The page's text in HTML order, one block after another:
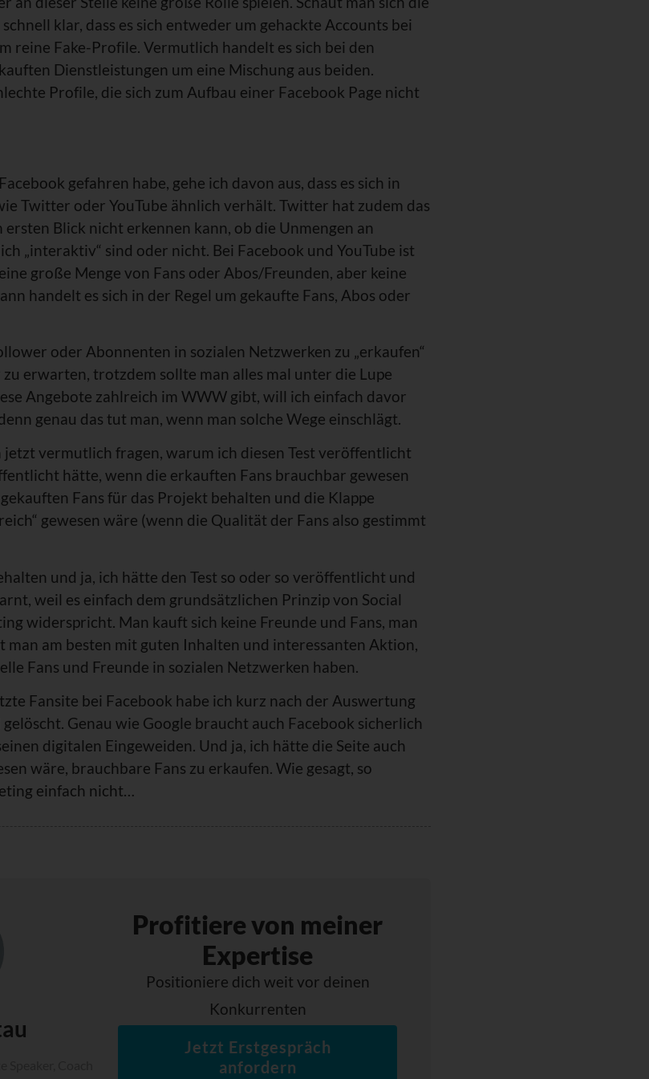
klar, dass es sich entweder um gehackte Accounts bei
reine Fake-Profile. Vermutlich handelt es sich bei den
Dienstleistungen um eine Mischung aus beiden.
Profile, die sich zum Aufbau einer Facebook Page nicht
gefahren habe, gehe ich davon aus, dass es sich in
Twitter oder YouTube ähnlich verhält. Twitter hat zudem das
Blick nicht erkennen kann, ob die Unmengen an
„interaktiv“ sind oder nicht. Bei Facebook und YouTube ist
große Menge von Fans oder Abos/Freunden, aber keine
handelt es sich in der Regel um gekaufte Fans, Abos oder
oder Abonnenten in sozialen Netzwerken zu „erkaufen“
erwarten, trotzdem sollte man alles mal unter die Lupe
Angebote zahlreich im WWW gibt, will ich einfach davor
genau das tut man, wenn man solche Wege einschlägt.
jetzt vermutlich fragen, warum ich diesen Test veröffentlicht
hätte, wenn die erkauften Fans brauchbar gewesen
Fans für das Projekt behalten und die Klappe
gewesen wäre (wenn die Qualität der Fans also gestimmt
und ja, ich hätte den Test so oder so veröffentlicht und
weil es einfach dem grundsätzlichen Prinzip von Social
widerspricht. Man kauft sich keine Freunde und Fans, man
man am besten mit guten Inhalten und interessanten Aktion,
Fans und Freunde in sozialen Netzwerken haben.
Fansite bei Facebook habe ich kurz nach der Auswertung
Genau wie Google braucht auch Facebook sicherlich
digitalen Eingeweiden. Und ja, ich hätte die Seite auch
wäre, brauchbare Fans zu erkaufen. Wie gesagt, so
einfach nicht…
Profitiere von meiner
Expertise
Positioniere dich weit vor deinen
Konkurrenten
Jetzt Erstgespräch
anfordern